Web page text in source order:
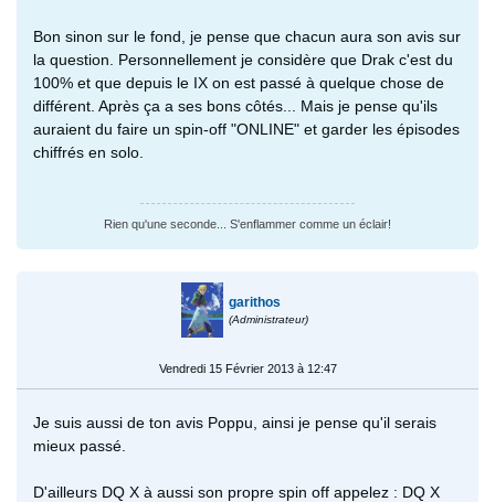
Bon sinon sur le fond, je pense que chacun aura son avis sur
la question. Personnellement je considère que Drak c'est du
100% et que depuis le IX on est passé à quelque chose de
différent. Après ça a ses bons côtés... Mais je pense qu'ils
auraient du faire un spin-off "ONLINE" et garder les épisodes
chiffrés en solo.
Rien qu'une seconde... S'enflammer comme un éclair!
garithos
(Administrateur)
Vendredi 15 Février 2013 à 12:47
Je suis aussi de ton avis Poppu, ainsi je pense qu'il serais
mieux passé.
D'ailleurs DQ X à aussi son propre spin off appelez : DQ X